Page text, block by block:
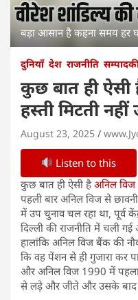
बड़ा आसान है कहना समय हर
दुनियाँ देश राजनीति
कुछ बात ही
हस्ती मिटती
August 23, 2025
Listen to this
कुछ बात ही ऐसी है अनिल विज
पहली बार अनिल विज से
में उप चुनाव चल रहा था, पूर्व
दिल्ली की राजनीति में चली
हालांकि अनिल विज बैंक की
कि वह पेंशन से ही गुजारा कर
और अनिल विज 1990 में पहला
से लड़े और जीते और उसके बाद